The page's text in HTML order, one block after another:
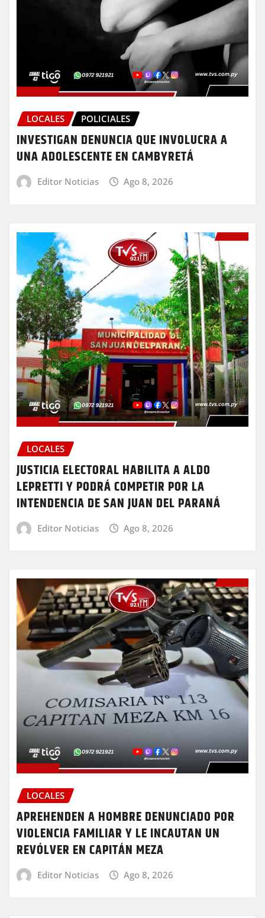
LOCALES POLICIALES
INVESTIGAN DENUNCIA QUE INVOLUCRA A
UNA ADOLESCENTE EN CAMBYRETÁ
Editor Noticias Ago 8, 2026
LOCALES
JUSTICIA ELECTORAL HABILITA A ALDO
LEPRETTI Y PODRÁ COMPETIR POR LA
INTENDENCIA DE SAN JUAN DEL PARANÁ
Editor Noticias Ago 8, 2026
LOCALES
APREHENDEN A HOMBRE DENUNCIADO POR
VIOLENCIA FAMILIAR Y LE INCAUTAN UN
REVÓLVER EN CAPITÁN MEZA
Editor Noticias Ago 8, 2026